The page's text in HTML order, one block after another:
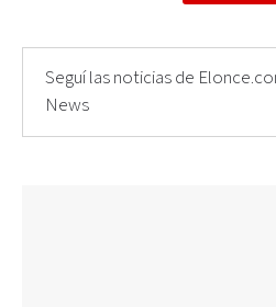
Seguí las noticias de
News